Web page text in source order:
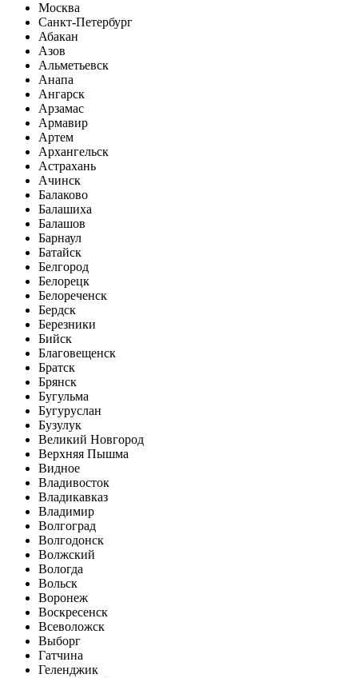
Москва
Санкт-Петербург
Абакан
Азов
Альметьевск
Анапа
Ангарск
Арзамас
Армавир
Артем
Архангельск
Астрахань
Ачинск
Балаково
Балашиха
Балашов
Барнаул
Батайск
Белгород
Белорецк
Белореченск
Бердск
Березники
Бийск
Благовещенск
Братск
Брянск
Бугульма
Бугуруслан
Бузулук
Великий Новгород
Верхняя Пышма
Видное
Владивосток
Владикавказ
Владимир
Волгоград
Волгодонск
Волжский
Вологда
Вольск
Воронеж
Воскресенск
Всеволожск
Выборг
Гатчина
Геленджик